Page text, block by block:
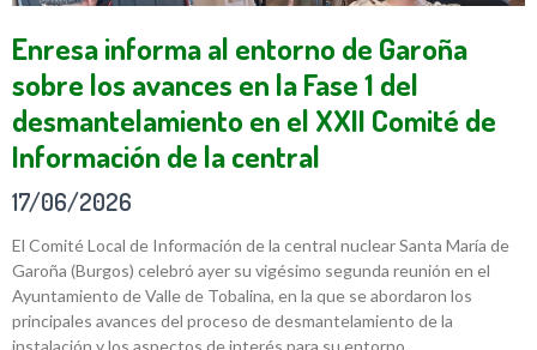
Enresa informa al entorno de Garoña
sobre los avances en la Fase 1 del
desmantelamiento en el XXII Comité de
Información de la central
17/06/2026
El Comité Local de Información de la central nuclear Santa María de
Garoña (Burgos) celebró ayer su vigésimo segunda reunión en el
Ayuntamiento de Valle de Tobalina, en la que se abordaron los
principales avances del proceso de desmantelamiento de la
instalación y los aspectos de interés para su entorno.